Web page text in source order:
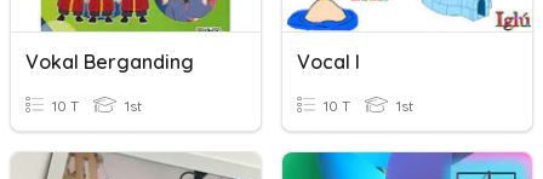
Vokal Berganding
10 T 1st
Vocal I
10 T 1st